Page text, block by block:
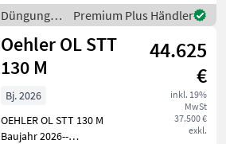
Ausleger starr B
Düngung
und
Beregnung
/ Fliegl
Premium Plus Händler
Oehler OL STT
130 M
44.625
€
inkl. 19%
MwSt
37.500 €
exkl.
Bj. 2026
OEHLER OL STT 130 M
Baujahr 2026--